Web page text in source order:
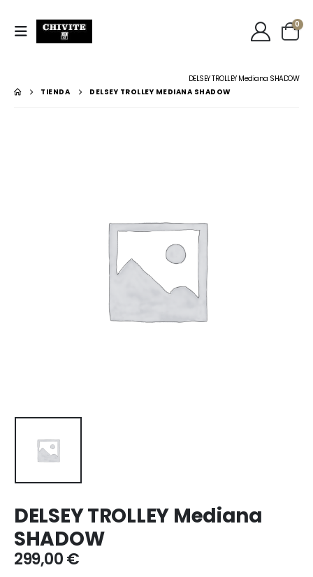
0
DELSEY TROLLEY Mediana SHADOW
TIENDA
DELSEY TROLLEY MEDIANA SHADOW
DELSEY TROLLEY Mediana
SHADOW
299,00€